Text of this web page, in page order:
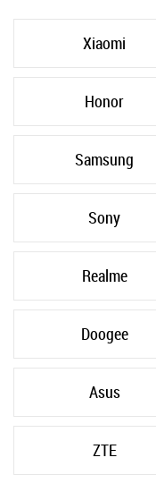
Xiaomi
Honor
Samsung
Sony
Realme
Doogee
Asus
ZTE